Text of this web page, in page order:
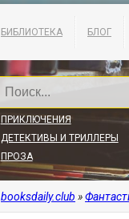
БИБЛИОТЕКА БЛОГ
ПРИКЛЮЧЕНИЯ
ДЕТЕКТИВЫ И ТРИЛЛЕРЫ
ПРОЗА
booksdaily.club »